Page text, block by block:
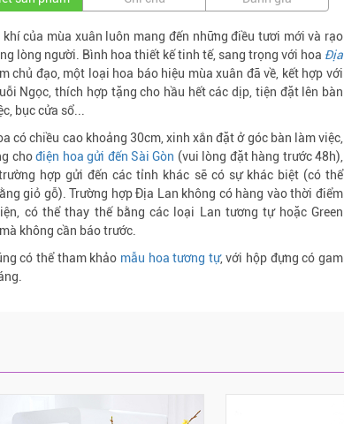
khí của mùa xuân luôn mang đến những điều tươi mới và rạo
lòng người. Bình hoa thiết kế tinh tế, sang trọng với hoa Địa
chủ đạo, một loại hoa báo hiệu mùa xuân đã về, kết hợp với
Ngọc, thích hợp tặng cho hầu hết các dịp, tiện đặt lên bàn
bục cửa sổ...
có chiều cao khoảng 30cm, xinh xắn đặt ở góc bàn làm việc,
chođiện hoa gửi đến Sài Gòn (vui lòng đặt hàng trước 48h),
hợp gửi đến các tỉnh khác sẽ có sự khác biệt (có thể
giỏ gỗ). Trường hợp Địa Lan không có hàng vào thời điểm
có thể thay thế bằng các loại Lan tương tự hoặc Green
không cần báo trước.
có thể tham khảo mẫu hoa tương tự, với hộp đựng có gam